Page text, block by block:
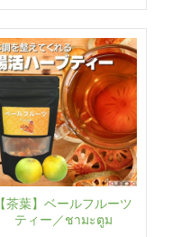
【茶葉】ベールフルーツ
ティー／ชามะตูม